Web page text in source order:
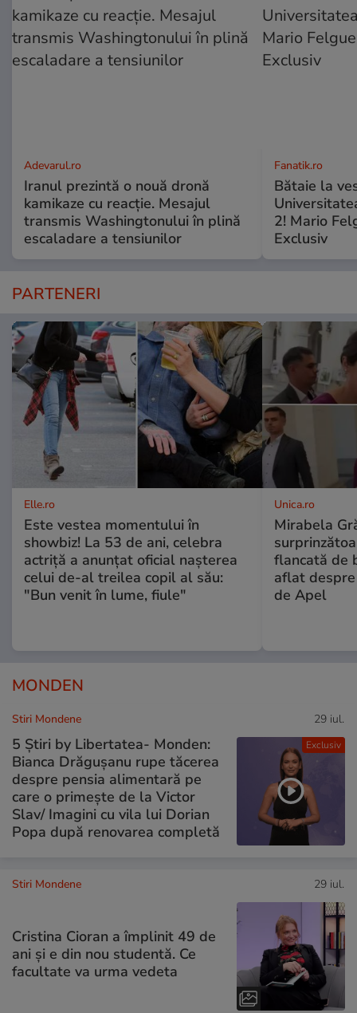
Adevarul.ro
Iranul prezintă o nouă dronă
kamikaze cu reacție. Mesajul
transmis Washingtonului în plină
escaladare a tensiunilor
Fanatik.ro
Bătaie la
2! Mario
Exclusiv
PARTENERI
Elle.ro
Este vestea momentului în
showbiz! La 53 de ani, celebra
actriță a anunțat oficial nașterea
celui de-al treilea copil al său:
"Bun venit în lume, fiule"
Unica.ro
Mirabela
flancată de
aflat
de Apel
MONDEN
Exclusiv
Stiri Mondene 29 iul.
5 Știri by Libertatea- Monden:
Bianca Drăgușanu rupe tăcerea
despre pensia alimentară pe
care o primește de la Victor
Slav/ Imagini cu vila lui Dorian
Popa după renovarea completă
Stiri Mondene 29 iul.
Cristina Cioran a împlinit 49 de
ani și e din nou studentă. Ce
facultate va urma vedeta